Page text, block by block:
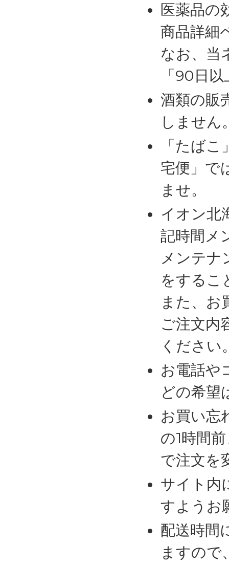
医薬品の
商品詳細
なお、当
「90日
酒類の販
しません
「たば
宅便」で
ませ。
イオン北
記時間メ
メンテナ
をするこ
また、お
ご注文内
ください
お電話や
どの希望
お買い忘
の1時間
で注文を
サイト内
すようお
配送時間
ますので